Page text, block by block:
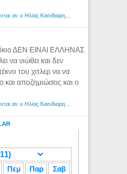
Αμερικανοί ρατσιστές αναρωτιούνται αν ο Ηλίας Κασιδιάρης ανήκει στη λευκή φυλή... - Λόγιος Ερμής
ΔΕΝ ΕΙΝΑΙ ΕΛΛΗΝΑΣ
να νιώθει και δεν
του χιτλερ να να
και αποζημιώσεις και ο
Αμερικανοί ρατσιστές αναρωτιούνται αν ο Ηλίας Κασιδιάρης ανήκει στη λευκή φυλή... - Λόγιος Ερμής
Πεμ Παρ Σαβ